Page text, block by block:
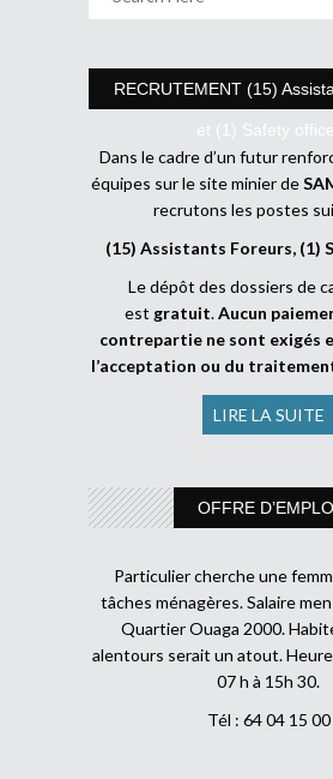
RECRUTEMENT (15)
et (1) Safety
Dans le cadre d’un futur
équipes sur le site minier de
recrutons les postes
(15) Assistants Foreurs, (1)
Le dépôt des dossiers de
est gratuit.Aucun
contrepartie ne sont exigés
l’acceptation ou du
LIRE LA SUITE
OFFRE
Particulier cherche une
tâches ménagères. Salaire
Quartier Ouaga 2000.
alentours serait un atout.
07 h à 15h 30.
Tél : 64 04 15 00